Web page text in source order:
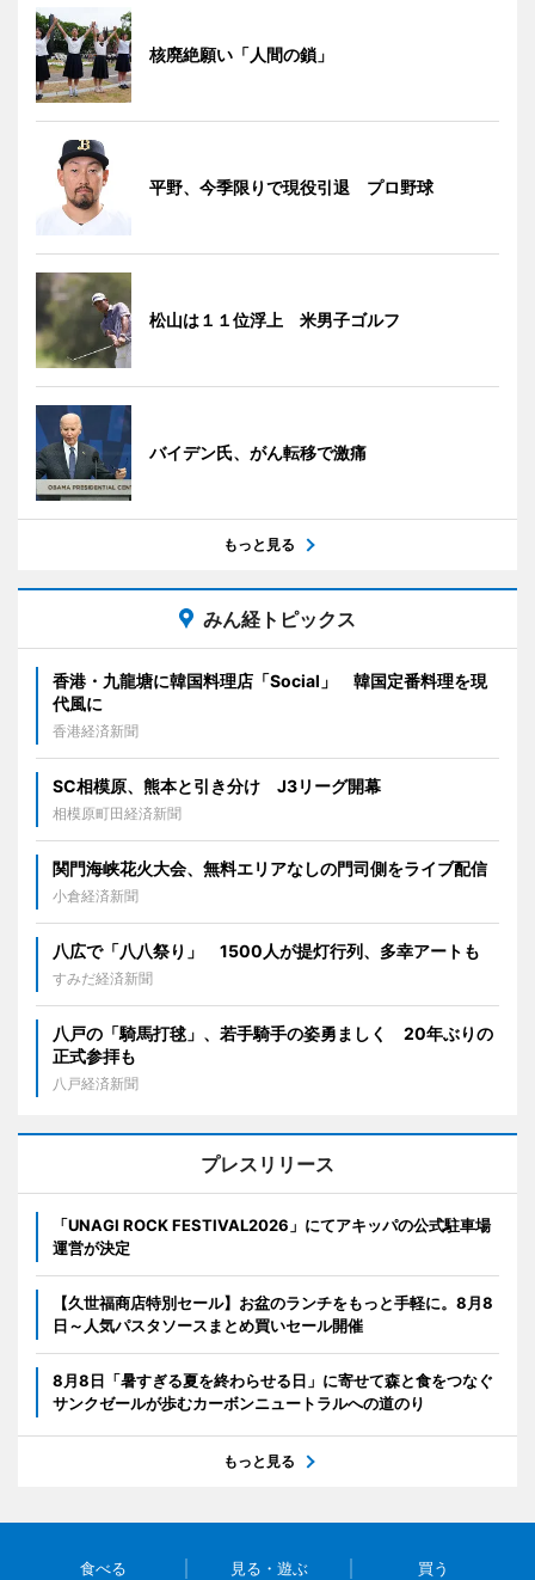
核廃絶願い「人間の鎖」
平野、今季限りで現役引退 プロ野球
松山は１１位浮上 米男子ゴルフ
バイデン氏、がん転移で激痛
もっと見る
みん経トピックス
香港・九龍塘に韓国料理店「Social」 韓国定番料理を現
代風に
香港経済新聞
SC相模原、熊本と引き分け J3リーグ開幕
相模原町田経済新聞
関門海峡花火大会、無料エリアなしの門司側をライブ配信
小倉経済新聞
八広で「八八祭り」 1500人が提灯行列、多幸アートも
すみだ経済新聞
八戸の「騎馬打毬」、若手騎手の姿勇ましく 20年ぶりの
正式参拝も
八戸経済新聞
プレスリリース
「UNAGI ROCK FESTIVAL2026」にてアキッパの公式駐車場
運営が決定
【久世福商店特別セール】お盆のランチをもっと手軽に。8月8
日～人気パスタソースまとめ買いセール開催
8月8日「暑すぎる夏を終わらせる日」に寄せて森と食をつなぐ
サンクゼールが歩むカーボンニュートラルへの道のり
もっと見る
食べる 見る・遊ぶ 買う